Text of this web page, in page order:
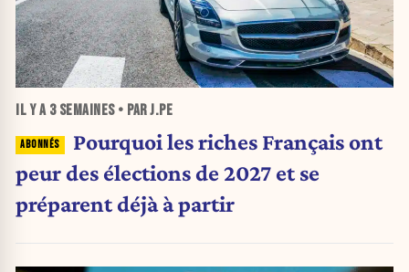
IL Y A 3 SEMAINES• PAR J.PE
Pourquoi les riches Français ont
peur des élections de 2027 et se
préparent déjà à partir